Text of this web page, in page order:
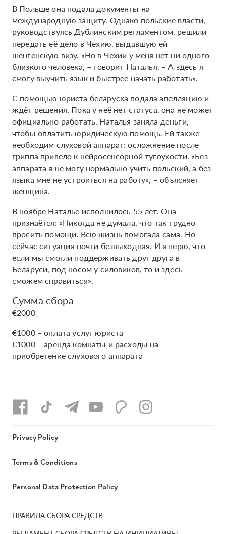
В Польше она подала документы на
международную защиту. Однако польские власти,
руководствуясь Дублинским регламентом, решили
передать её дело в Чехию, выдавшую ей
шенгенскую визу. «Но в Чехии у меня нет ни одного
близкого человека, – говорит Наталья. – А здесь я
смогу выучить язык и быстрее начать работать».
С помощью юриста беларуска подала апелляцию и
ждёт решения. Пока у неё нет статуса, она не может
официально работать. Наталья заняла деньги,
чтобы оплатить юридическую помощь. Ей также
необходим слуховой аппарат: осложнение после
гриппа привело к нейросенсорной тугоухости. «Без
аппарата я не могу нормально учить польский, а без
языка мне не устроиться на работу», – объясняет
женщина.
В ноябре Наталье исполнилось 55 лет. Она
признаётся: «Никогда не думала, что так трудно
просить помощи. Всю жизнь помогала сама. Но
сейчас ситуация почти безвыходная. И я верю, что
если мы смогли поддерживать друг друга в
Беларуси, под носом у силовиков, то и здесь
сможем справиться».
Сумма сбора
€2000
€1000 – оплата услуг юриста
€1000 – аренда комнаты и расходы на
приобретение слухового аппарата
ПРАВИЛА СБОРА СРЕДСТВ
Privacy Policy
Terms & Conditions
Personal Data Protection Policy